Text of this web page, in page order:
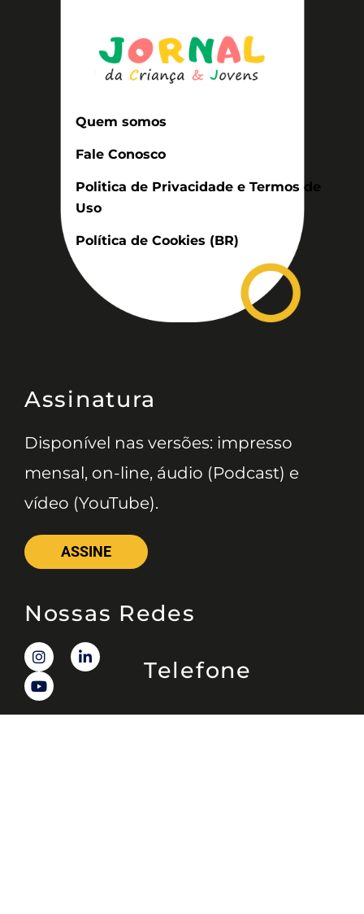
Quem somos
Fale Conosco
Politica de Privacidade e Termos de
Uso
Política de Cookies (BR)
Assinatura
Disponível nas versões: impresso
mensal, on-line, áudio (Podcast) e
vídeo (YouTube).
ASSINE
Nossas Redes
Telefone